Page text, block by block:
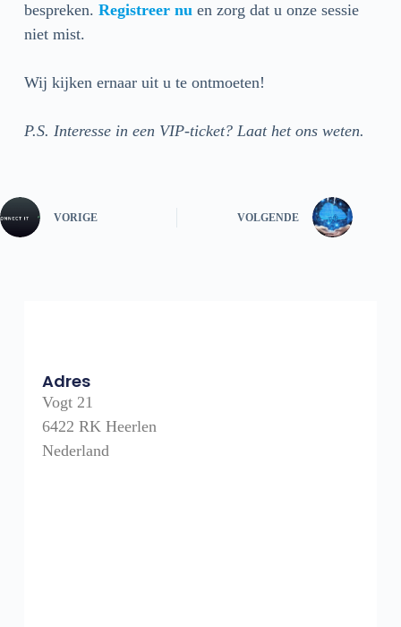
bespreken. Registreer nuen zorg dat u onze sessie
niet mist.
Wij kijken ernaar uit u te ontmoeten!
P.S. Interesse in een VIP-ticket? Laat het ons weten.
VORIGE VOLGENDE
Adres
Vogt 21
6422 RK Heerlen
Nederland